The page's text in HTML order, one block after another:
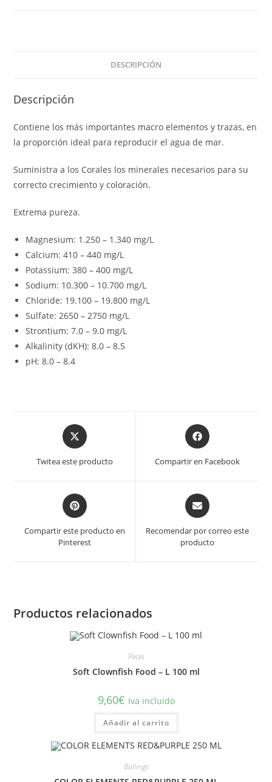
DESCRIPCIÓN
Descripción
Contiene los más importantes macro elementos y trazas, en
la proporción ideal para reproducir el agua de mar.
Suministra a los Corales los minerales necesarios para su
correcto crecimiento y coloración.
Extrema pureza.
Magnesium: 1.250 – 1.340 mg/L
Calcium: 410 – 440 mg/L
Potassium: 380 – 400 mg/L
Sodium: 10.300 – 10.700 mg/L
Chloride: 19.100 – 19.800 mg/L
Sulfate: 2650 – 2750 mg/L
Strontium: 7.0 – 9.0 mg/L
Alkalinity (dKH): 8.0 – 8.5
pH: 8.0 – 8.4
Opens
in
new
Twitea este producto
Opens
in
new
Compartir en Facebook
Opens
in
new
Compartir este producto en
Pinterest
Opens
in
new
Recomendar por correo este
producto
Productos relacionados
Peces
Soft Clownfish Food – L 100 ml
9,60€ Iva incluido
Añadir al carrito
Ballings